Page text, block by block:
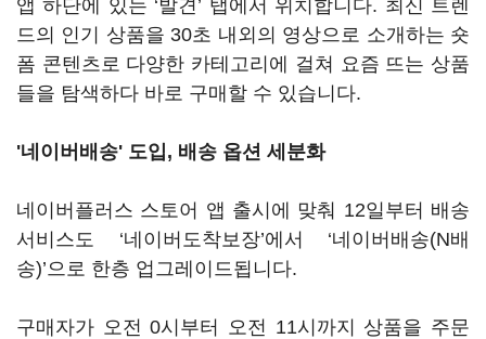
앱 하단에 있는 ‘발견’ 탭에서 위치합니다. 최신 트렌
드의 인기 상품을 30초 내외의 영상으로 소개하는 숏
폼 콘텐츠로 다양한 카테고리에 걸쳐 요즘 뜨는 상품
들을 탐색하다 바로 구매할 수 있습니다.
'네이버배송' 도입, 배송 옵션 세분화
네이버플러스 스토어 앱 출시에 맞춰 12일부터 배송
서비스도 ‘네이버도착보장’에서 ‘네이버배송(N배
송)’으로 한층 업그레이드됩니다.
구매자가 오전 0시부터 오전 11시까지 상품을 주문